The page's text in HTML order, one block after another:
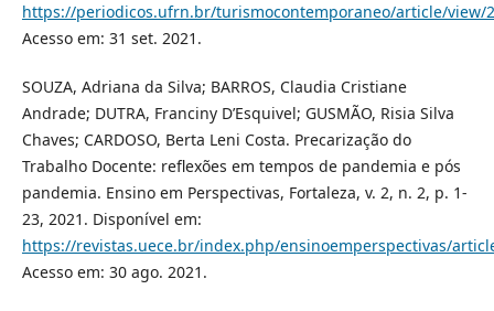
https://periodicos.ufrn.br/turismocontemporaneo/article/view/
Acesso em: 31 set. 2021.
SOUZA, Adriana da Silva; BARROS, Claudia Cristiane
Andrade; DUTRA, Franciny D’Esquivel; GUSMÃO, Risia Silva
Chaves; CARDOSO, Berta Leni Costa. Precarização do
Trabalho Docente: reflexões em tempos de pandemia e pós
pandemia. Ensino em Perspectivas, Fortaleza, v. 2, n. 2, p. 1-
23, 2021. Disponível em:
https://revistas.uece.br/index.php/ensinoemperspectivas/
Acesso em: 30 ago. 2021.